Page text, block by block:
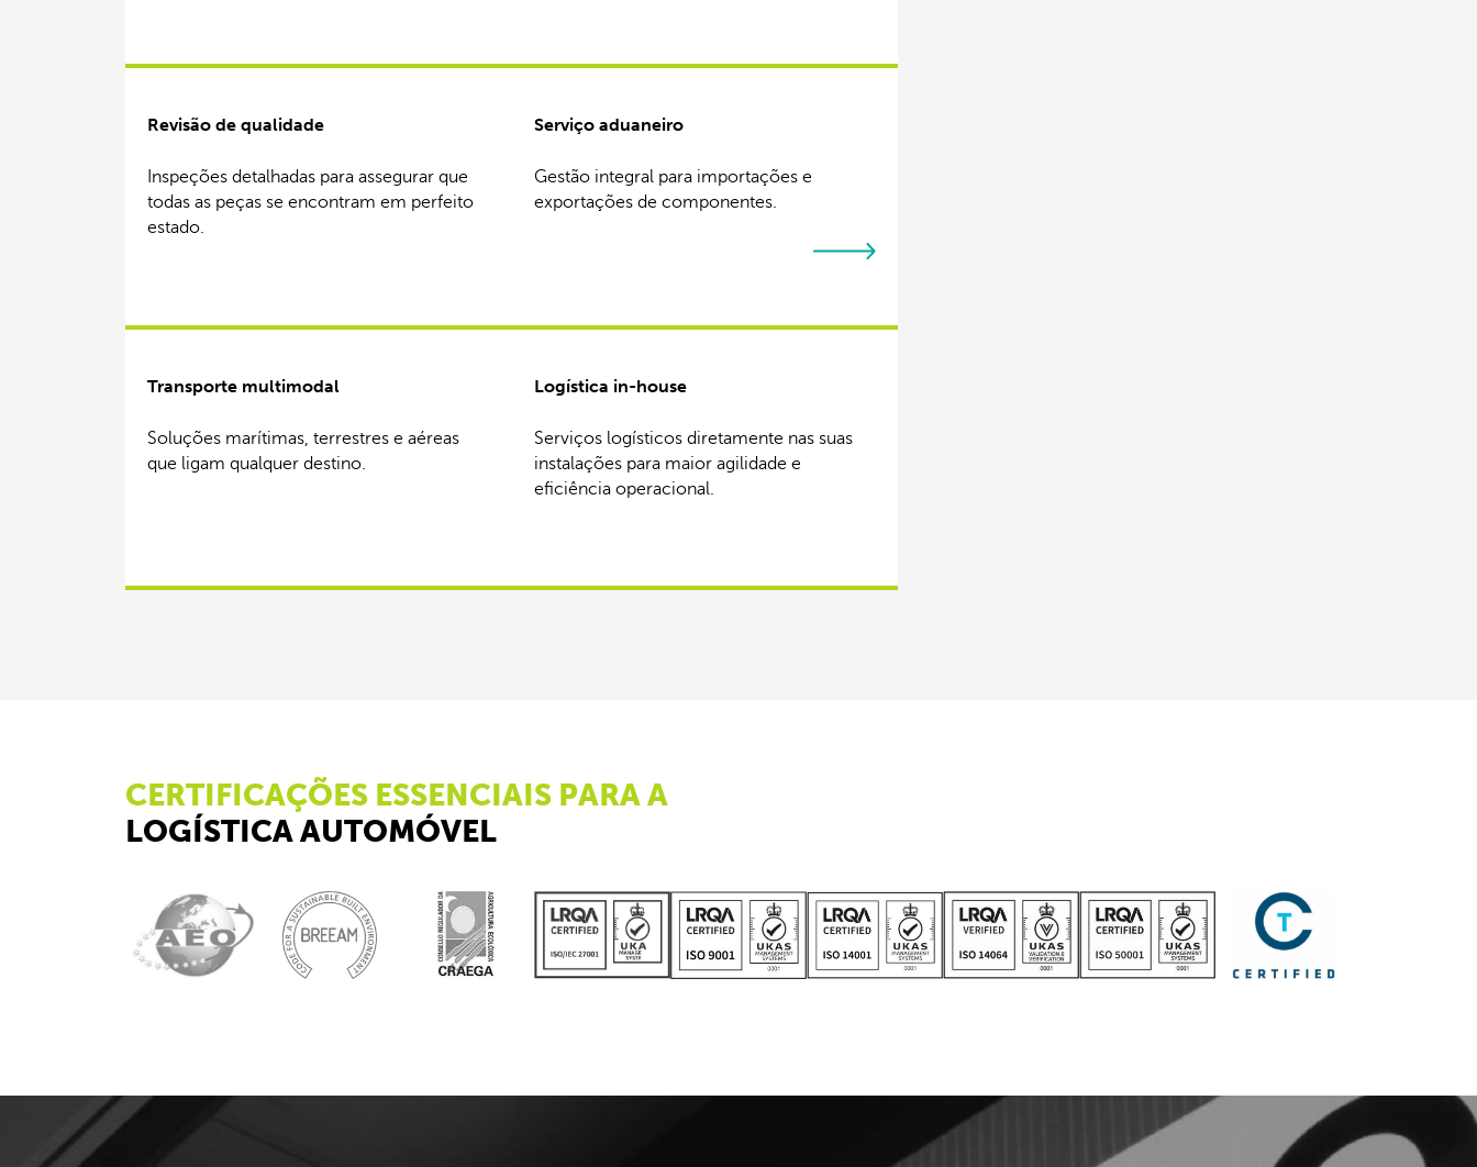
Revisão de qualidade
Inspeções detalhadas para assegurar que
todas as peças se encontram em perfeito
estado.
Serviço aduaneiro
Gestão integral para importações e
exportações de componentes.
Transporte multimodal
Soluções marítimas, terrestres e aéreas
que ligam qualquer destino.
Logística in-house
Serviços logísticos diretamente nas suas
instalações para maior agilidade e
eficiência operacional.
CERTIFICAÇÕES ESSENCIAIS PARA A
LOGÍSTICA AUTOMÓVEL